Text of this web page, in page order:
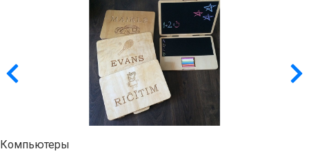
Компьютеры